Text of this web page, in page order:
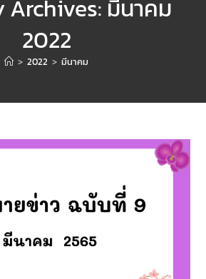
มีนาคม
2022
> 2022 > มีนาคม